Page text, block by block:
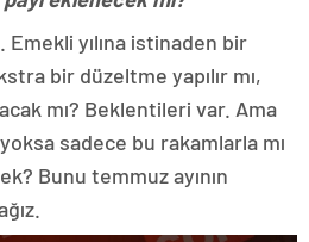
Emekli yılına istinaden bir
bir düzeltme yapılır mı,
mı? Beklentileri var. Ama
sadece bu rakamlarla mı
Bunu temmuz ayının